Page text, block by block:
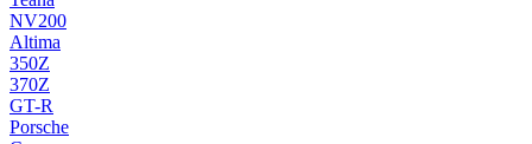
NV200
Altima
350Z
370Z
GT-R
Porsche